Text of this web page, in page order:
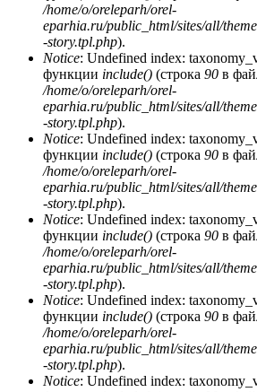
/home/o/oreleparh/orel-
eparhia.ru/public_html/sites/all/
-story.tpl.php).
Notice: Undefined index:
функции include() (строка 90 в
/home/o/oreleparh/orel-
eparhia.ru/public_html/sites/all/
-story.tpl.php).
Notice: Undefined index:
функции include() (строка 90 в
/home/o/oreleparh/orel-
eparhia.ru/public_html/sites/all/
-story.tpl.php).
Notice: Undefined index:
функции include() (строка 90 в
/home/o/oreleparh/orel-
eparhia.ru/public_html/sites/all/
-story.tpl.php).
Notice: Undefined index:
функции include() (строка 90 в
/home/o/oreleparh/orel-
eparhia.ru/public_html/sites/all/
-story.tpl.php).
Notice: Undefined index: